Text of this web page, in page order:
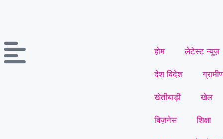
होम लेटेस्ट न्यूज़
देश विदेश
खेतीबाड़ी खेल
बिज़नेस शिक्षा